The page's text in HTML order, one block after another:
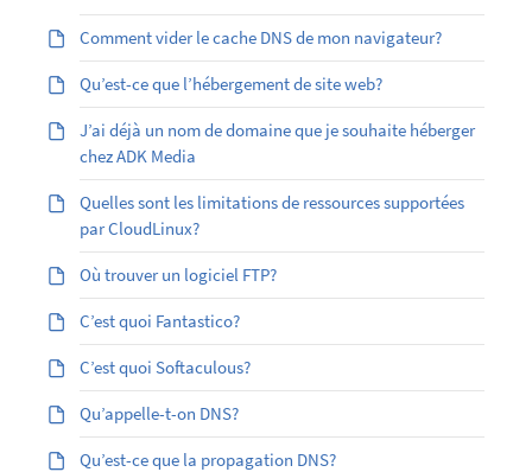
Comment vider le cache DNS de mon navigateur?
Qu’est-ce que l’hébergement de site web?
J’ai déjà un nom de domaine que je souhaite héberger
chez ADK Media
Quelles sont les limitations de ressources supportées
par CloudLinux?
Où trouver un logiciel FTP?
C’est quoi Fantastico?
C’est quoi Softaculous?
Qu’appelle-t-on DNS?
Qu’est-ce que la propagation DNS?